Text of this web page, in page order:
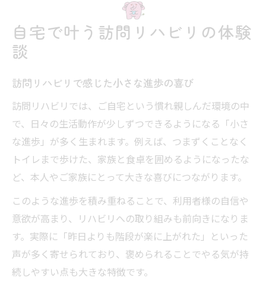
喜びの声が広がる在宅リハビリの魅力
訪問リハビリがもたらす安心感の理由
心に残る訪問リハビリの喜びの声紹介
訪問リハビリが支える家族の笑顔の輪
訪問リハビリならではの変化に注目して
訪問リハビリが日常にもたらす意外な効果
自宅で実感できる訪問リハビリの変化とは
リハビリ利用者が語る心の変化と成長
訪問リハビリで生活の質が向上する理由
訪問リハビリ独自のサポート体制に迫る
心に響くリハビリ褒め言葉の力とは
訪問リハビリで褒め言葉が生む効果とは
自宅で叶う訪問リハビリの体験
談
訪問リハビリで感じた小さな進歩の喜び
訪問リハビリでは、ご自宅という慣れ親しんだ環境の中
で、日々の生活動作が少しずつできるようになる「小さ
な進歩」が多く生まれます。例えば、つまずくことなく
トイレまで歩けた、家族と食卓を囲めるようになったな
ど、本人やご家族にとって大きな喜びにつながります。
このような進歩を積み重ねることで、利用者様の自信や
意欲が高まり、リハビリへの取り組みも前向きになりま
す。実際に「昨日よりも階段が楽に上がれた」といった
声が多く寄せられており、褒められることでやる気が持
続しやすい点も大きな特徴です。